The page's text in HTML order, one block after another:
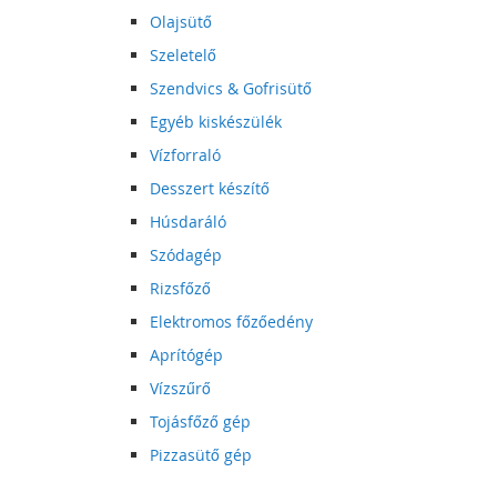
Olajsütő
Szeletelő
Szendvics & Gofrisütő
Egyéb kiskészülék
Vízforraló
Desszert készítő
Húsdaráló
Szódagép
Rizsfőző
Elektromos főzőedény
Aprítógép
Vízszűrő
Tojásfőző gép
Pizzasütő gép